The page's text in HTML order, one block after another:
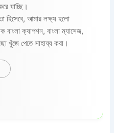
যাচ্ছি।
আমার লক্ষ্য হলো
ক্যাপশন, বাংলা ম্যাসেজ,
খুঁজে পেতে সাহায্য করা।